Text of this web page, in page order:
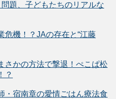
題、子どもたちのリアルな
危機！？JAの存在と“江藤
さかの方法で撃退！ぺこぱ松
？
・宿南章の愛情ごはん療法食